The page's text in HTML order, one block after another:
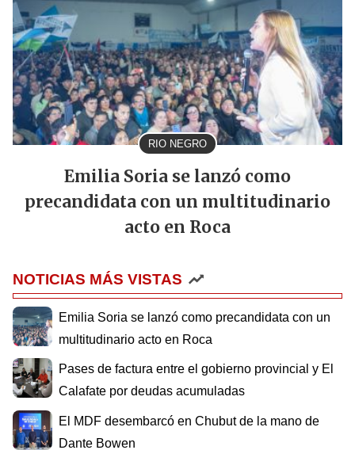
RIO NEGRO
Emilia Soria se lanzó como
precandidata con un multitudinario
acto en Roca
NOTICIAS MÁS VISTAS
Emilia Soria se lanzó como precandidata con un
multitudinario acto en Roca
Pases de factura entre el gobierno provincial y El
Calafate por deudas acumuladas
El MDF desembarcó en Chubut de la mano de
Dante Bowen